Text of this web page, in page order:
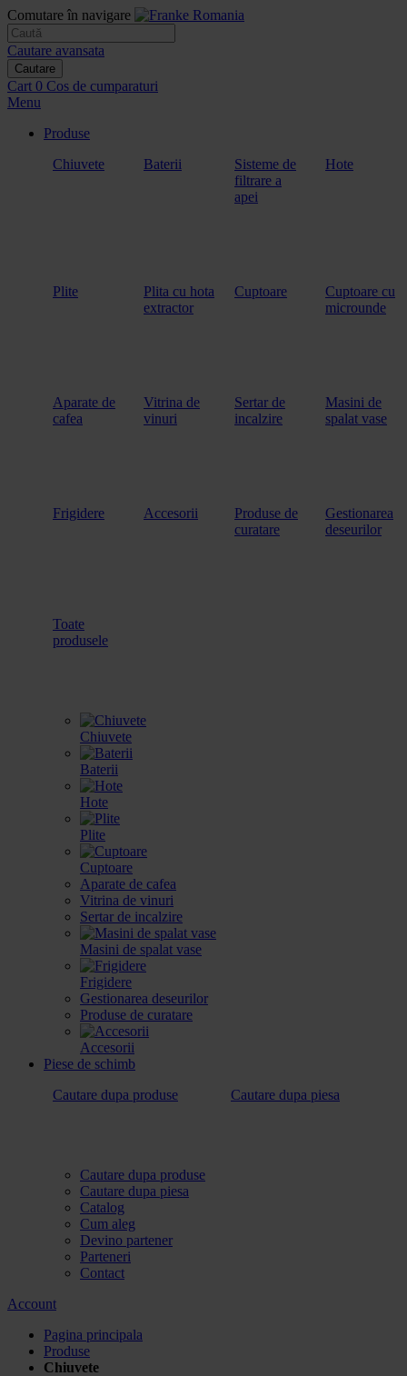
Comutare în navigare
Cautare avansata
Cautare
Cart 0 Cos de cumparaturi
Menu
Produse
Chiuvete
Baterii
Sisteme de
filtrare a
apei
Hote
Plite
Plita cu hota
extractor
Cuptoare
Cuptoare cu
microunde
Aparate de
cafea
Vitrina de
vinuri
Sertar de
incalzire
Masini de
spalat vase
Frigidere Accesorii
Produse de
curatare
Gestionarea
deseurilor
Toate
produsele
Chiuvete
Baterii
Hote
Plite
Cuptoare
Aparate de cafea
Vitrina de vinuri
Sertar de incalzire
Masini de spalat vase
Frigidere
Gestionarea deseurilor
Produse de curatare
Accesorii
Piese de schimb
Cautare dupa produse
Cautare dupa piesa
Cautare dupa produse
Cautare dupa piesa
Catalog
Cum aleg
Devino partener
Parteneri
Contact
Account
Pagina principala
Produse
Chiuvete